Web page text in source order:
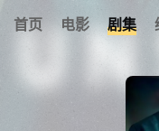
首页 电影 剧集